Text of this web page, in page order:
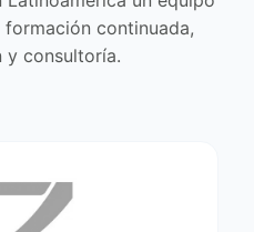
continuada,
y consultoría.